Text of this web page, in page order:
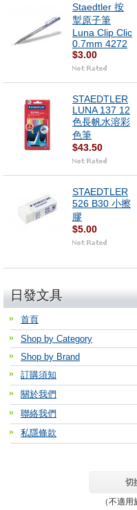
Staedtler 按
掣原子筆
Luna Clip Clic
0.7mm 4272
$3.00
STAEDTLER
LUNA 137 12
色長帆水溶彩
色筆
$43.50
STAEDTLER
526 B30 小擦
膠
$5.00
日發文具
首頁
Shop by Category
Shop by Brand
訂購須知
關於我們
聯絡我們
私隱條款
切
（不適用